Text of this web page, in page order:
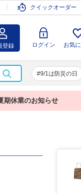
クイックオーダー
登録 ログイン お気
9/1は防災の日
会員登録 ログイン
期休業のお知らせ